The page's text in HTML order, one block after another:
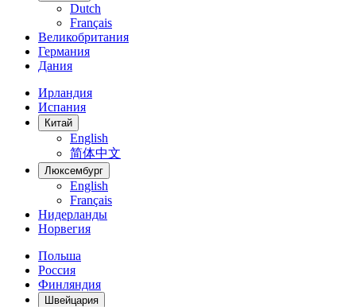
Dutch
Français
Великобритания
Германия
Дания
Ирландия
Испания
Китай
English
简体中文
Люксембург
English
Français
Нидерланды
Норвегия
Польша
Россия
Финляндия
Швейцария